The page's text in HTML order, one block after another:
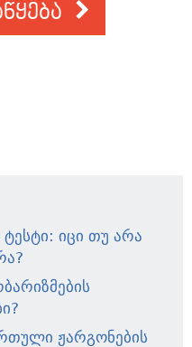
იცი თუ არა
ჟარგონების